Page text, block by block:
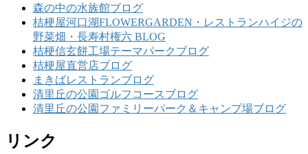
森の中の水族館ブログ
桔梗屋河口湖FLOWERGARDEN・レストランハイジの
野菜畑・長寿村権六 BLOG
桔梗信玄餅工場テーマパークブログ
桔梗屋直営店ブログ
まきばレストランブログ
清里丘の公園ゴルフコースブログ
清里丘の公園ファミリーパーク＆キャンプ場ブログ
リンク